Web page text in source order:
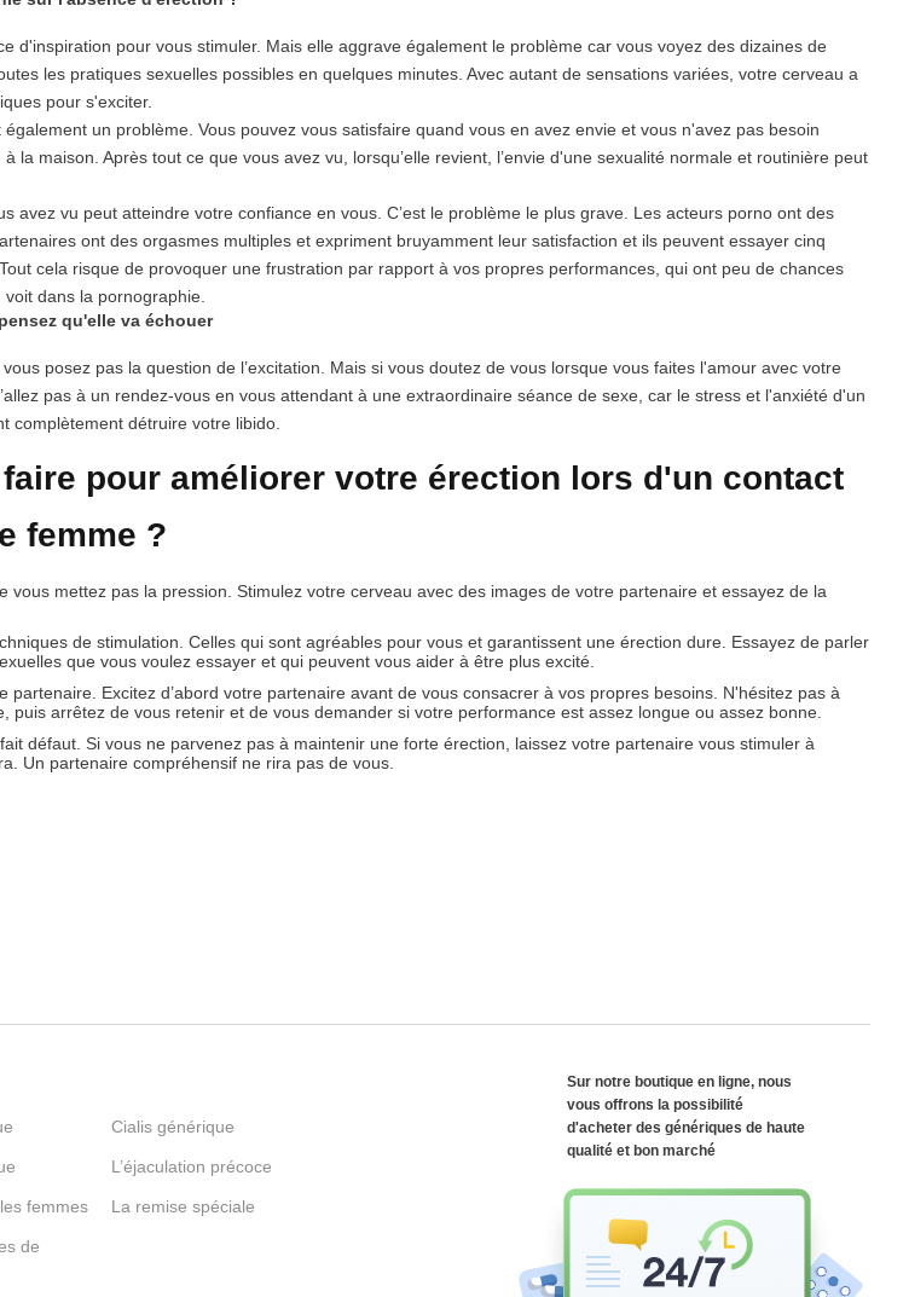
d'inspiration pour vous stimuler. Mais elle aggrave également le problème car vous voyez des dizaines de
les pratiques sexuelles possibles en quelques minutes. Avec autant de sensations variées, votre cerveau a
pour s'exciter.
un problème. Vous pouvez vous satisfaire quand vous en avez envie et vous n'avez pas besoin
la maison. Après tout ce que vous avez vu, lorsqu’elle revient, l’envie d'une sexualité normale et routinière peut
avez vu peut atteindre votre confiance en vous. C’est le problème le plus grave. Les acteurs porno ont des
ont des orgasmes multiples et expriment bruyamment leur satisfaction et ils peuvent essayer cinq
cela risque de provoquer une frustration par rapport à vos propres performances, qui ont peu de chances
dans la pornographie.
qu'elle va échouer
posez pas la question de l’excitation. Mais si vous doutez de vous lorsque vous faites l'amour avec votre
pas à un rendez-vous en vous attendant à une extraordinaire séance de sexe, car le stress et l'anxiété d'un
complètement détruire votre libido.
pour améliorer votre érection lors d'un contact
femme ?
vous mettez pas la pression. Stimulez votre cerveau avec des images de votre partenaire et essayez de la
de stimulation. Celles qui sont agréables pour vous et garantissent une érection dure. Essayez de parler
que vous voulez essayer et qui peuvent vous aider à être plus excité.
partenaire. Excitez d’abord votre partenaire avant de vous consacrer à vos propres besoins. N'hésitez pas à
puis arrêtez de vous retenir et de vous demander si votre performance est assez longue ou assez bonne.
défaut. Si vous ne parvenez pas à maintenir une forte érection, laissez votre partenaire vous stimuler à
Un partenaire compréhensif ne rira pas de vous.
Cialis générique
L’éjaculation précoce
femmes La remise spéciale
de
Sur notre boutique en ligne, nous
vous offrons la possibilité
d'acheter des génériques de haute
qualité et bon marché